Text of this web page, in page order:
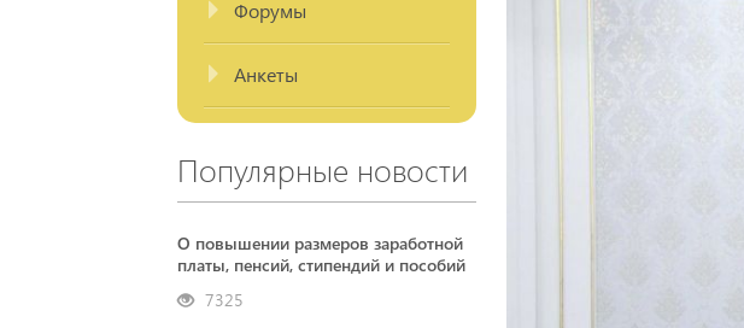
Форумы
Анкеты
Популярные новости
О повышении размеров заработной
платы, пенсий, стипендий и пособий
7325